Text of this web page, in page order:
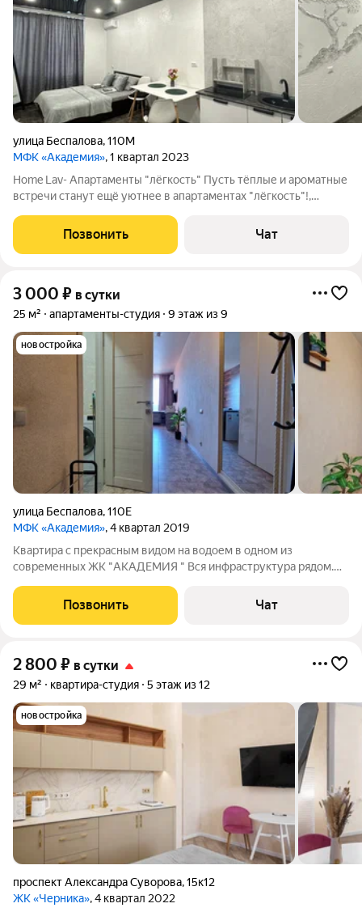
улица Беспалова,110М
МФК «Академия», 1 квартал 2023
Home Lav- Апартаменты "лёгкость" Пусть тёплые и ароматные
встречи станут ещё уютнее в апартаментах "лёгкость"!,
кирпичном доме на 2 этаже. В праздники цена отличается.
Возможен прием платежей по
Позвонить Чат
3 000 ₽ в сутки
25 м² апартаменты-студия 9 этаж из 9
новостройка
улица Беспалова,110Е
МФК «Академия», 4 квартал 2019
Квартира с прекрасным видом на водоем в одном из
современных ЖК "АКАДЕМИЯ " Вся инфраструктура рядом.
университет. В квартире тепло, супер уютно. -Проживание
более двух человек оговаривается
Позвонить Чат
2 800 ₽ в сутки
29 м² квартира-студия 5 этаж из 12
новостройка
проспект Александра Суворова,15к12
ЖК «Черника», 4 квартал 2022